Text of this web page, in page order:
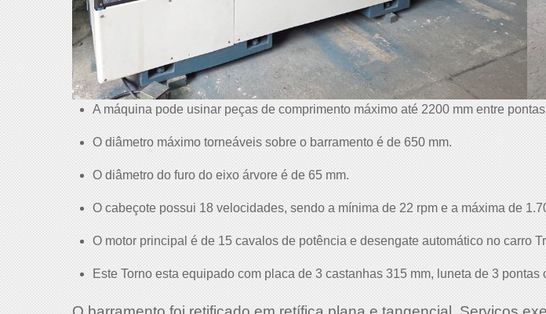
A máquina pode usinar peças de comprimento máximo até 2200 mm entre
O diâmetro máximo torneáveis sobre o barramento é de 650 mm.
O diâmetro do furo do eixo árvore é de 65 mm.
O cabeçote possui 18 velocidades, sendo a mínima de 22 rpm e a máxima de
O motor principal é de 15 cavalos de potência e desengate automático no carro
Este Torno esta equipado com placa de 3 castanhas 315 mm, luneta de 3 pontas